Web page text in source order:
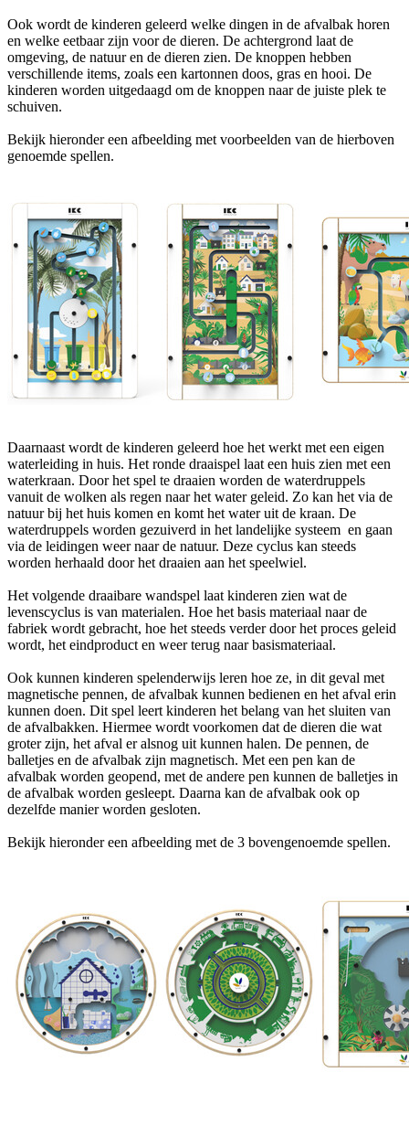
Ook wordt de kinderen geleerd welke dingen in de afvalbak horen
en welke eetbaar zijn voor de dieren. De achtergrond laat de
omgeving, de natuur en de dieren zien. De knoppen hebben
verschillende items, zoals een kartonnen doos, gras en hooi. De
kinderen worden uitgedaagd om de knoppen naar de juiste plek te
schuiven.
Bekijk hieronder een afbeelding met voorbeelden van de hierboven
genoemde spellen.
Daarnaast wordt de kinderen geleerd hoe het werkt met een eigen
waterleiding in huis. Het ronde draaispel laat een huis zien met een
waterkraan. Door het spel te draaien worden de waterdruppels
vanuit de wolken als regen naar het water geleid. Zo kan het via de
natuur bij het huis komen en komt het water uit de kraan. De
waterdruppels worden gezuiverd in het landelijke systeem en gaan
via de leidingen weer naar de natuur. Deze cyclus kan steeds
worden herhaald door het draaien aan het speelwiel.
Het volgende draaibare wandspel laat kinderen zien wat de
levenscyclus is van materialen. Hoe het basis materiaal naar de
fabriek wordt gebracht, hoe het steeds verder door het proces geleid
wordt, het eindproduct en weer terug naar basismateriaal.
Ook kunnen kinderen spelenderwijs leren hoe ze, in dit geval met
magnetische pennen, de afvalbak kunnen bedienen en het afval erin
kunnen doen. Dit spel leert kinderen het belang van het sluiten van
de afvalbakken. Hiermee wordt voorkomen dat de dieren die wat
groter zijn, het afval er alsnog uit kunnen halen. De pennen, de
balletjes en de afvalbak zijn magnetisch. Met een pen kan de
afvalbak worden geopend, met de andere pen kunnen de balletjes in
de afvalbak worden gesleept. Daarna kan de afvalbak ook op
dezelfde manier worden gesloten.
Bekijk hieronder een afbeelding met de 3 bovengenoemde spellen.